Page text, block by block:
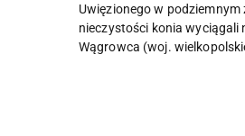
Uwięzionego w podziemnym
nieczystości konia
Wągrowca (woj.